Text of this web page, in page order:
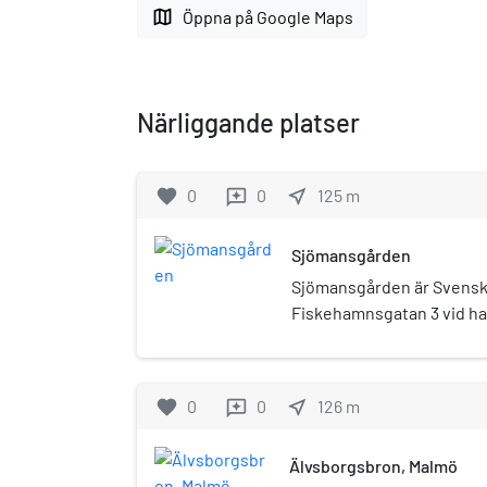
map Öppna på Google Maps
Närliggande platser
favorite 0 reviews 0 near_me 125 m
Sjömansgården
Sjömansgården är
Fiskehamnsgatan 3 vid
Sjömansgården ligger
tegellängor. Den östra
väktare, vilka sedermera
favorite 0 reviews 0 near_me 126 m
Älvsborgsbron, Malmö